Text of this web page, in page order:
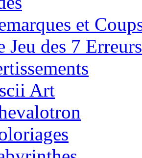
et
Jeu des 7 Erreurs
Art